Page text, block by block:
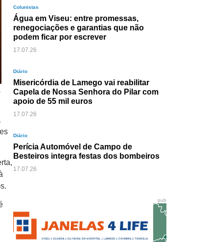
Colunistas
Água em Viseu: entre promessas,
renegociações e garantias que não
podem ficar por escrever
17.07.26
Diário
Misericórdia de Lamego vai reabilitar
Capela de Nossa Senhora do Pilar com
apoio de 55 mil euros
17.07.26
Diário
Perícia Automóvel de Campo de
Besteiros integra festas dos bombeiros
17.07.26
pub